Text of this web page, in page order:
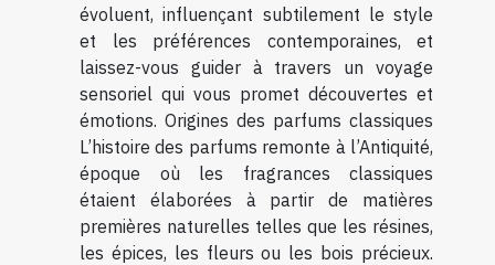
évoluent, influençant subtilement le style
et les préférences contemporaines, et
laissez-vous guider à travers un voyage
sensoriel qui vous promet découvertes et
émotions. Origines des parfums classiques
L’histoire des parfums remonte à l’Antiquité,
époque où les fragrances classiques
étaient élaborées à partir de matières
premières naturelles telles que les résines,
les épices, les fleurs ou les bois précieux.